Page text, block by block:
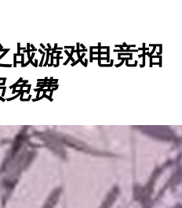
战游戏电竞招
免费